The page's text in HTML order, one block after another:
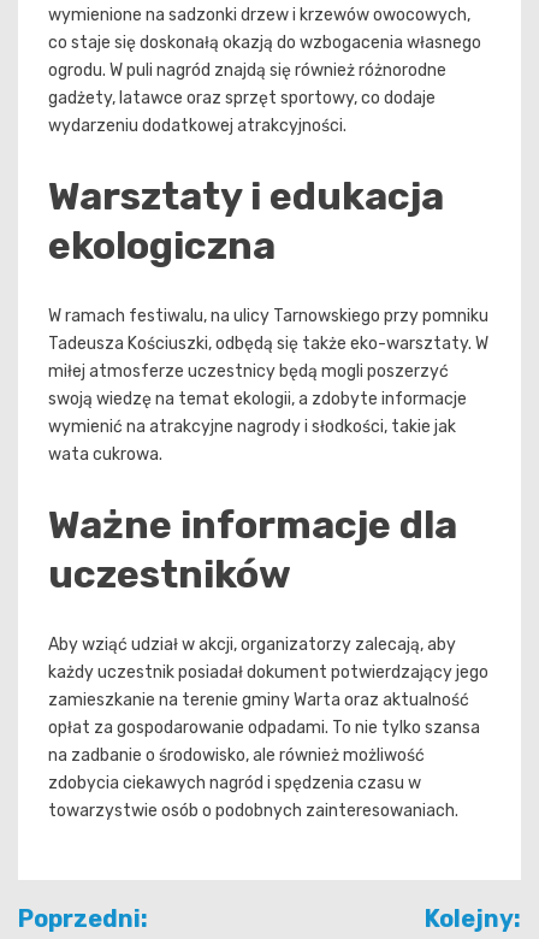
wymienione na sadzonki drzew i krzewów owocowych,
co staje się doskonałą okazją do wzbogacenia własnego
ogrodu. W puli nagród znajdą się również różnorodne
gadżety, latawce oraz sprzęt sportowy, co dodaje
wydarzeniu dodatkowej atrakcyjności.
Warsztaty i edukacja
ekologiczna
W ramach festiwalu, na ulicy Tarnowskiego przy pomniku
Tadeusza Kościuszki, odbędą się także eko-warsztaty. W
miłej atmosferze uczestnicy będą mogli poszerzyć
swoją wiedzę na temat ekologii, a zdobyte informacje
wymienić na atrakcyjne nagrody i słodkości, takie jak
wata cukrowa.
Ważne informacje dla
uczestników
Aby wziąć udział w akcji, organizatorzy zalecają, aby
każdy uczestnik posiadał dokument potwierdzający jego
zamieszkanie na terenie gminy Warta oraz aktualność
opłat za gospodarowanie odpadami. To nie tylko szansa
na zadbanie o środowisko, ale również możliwość
zdobycia ciekawych nagród i spędzenia czasu w
towarzystwie osób o podobnych zainteresowaniach.
Nawigacja
Poprzedni: Kolejny: